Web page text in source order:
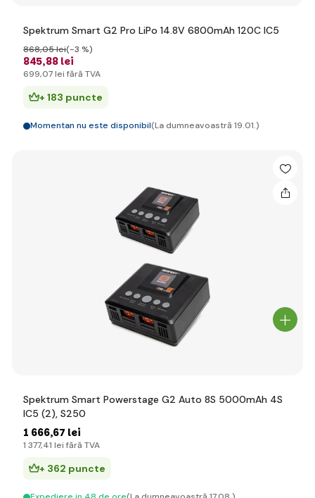
Spektrum Smart G2 Pro LiPo 14.8V 6800mAh 120C IC5
845,88 lei
868,05 lei(-3 %)
699,07 lei fără TVA
+ 183 puncte
Momentan nu este disponibil(La dumneavoastră 19.01.)
Spektrum Smart Powerstage G2 Auto 8S 5000mAh 4S
IC5 (2), S250
1 666,67 lei
1 377,41 lei fără TVA
+ 362 puncte